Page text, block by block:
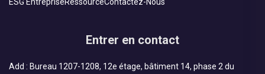
Entrer en contact
Add : Bureau 1207-1208, 12e étage, bâtiment 14, phase 2 du